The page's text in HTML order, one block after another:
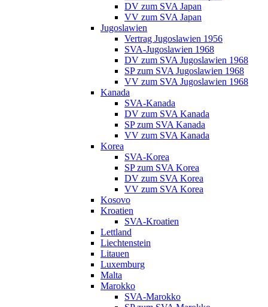
DV zum SVA Japan
VV zum SVA Japan
Jugoslawien
Vertrag Jugoslawien 1956
SVA-Jugoslawien 1968
DV zum SVA Jugoslawien 1968
SP zum SVA Jugoslawien 1968
VV zum SVA Jugoslawien 1968
Kanada
SVA-Kanada
DV zum SVA Kanada
SP zum SVA Kanada
VV zum SVA Kanada
Korea
SVA-Korea
SP zum SVA Korea
DV zum SVA Korea
VV zum SVA Korea
Kosovo
Kroatien
SVA-Kroatien
Lettland
Liechtenstein
Litauen
Luxemburg
Malta
Marokko
SVA-Marokko